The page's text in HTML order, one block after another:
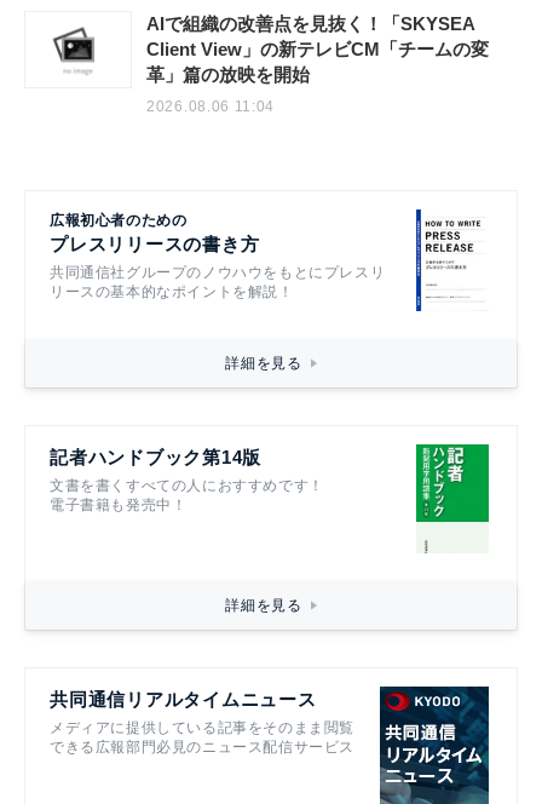
AIで組織の改善点を見抜く！「SKYSEA
Client View」の新テレビCM「チームの変
革」篇の放映を開始
2026.08.06 11:04
広報初心者のための
プレスリリースの書き方
共同通信社グループのノウハウをもとにプレスリ
リースの基本的なポイントを解説！
詳細を見る
記者ハンドブック第14版
文書を書くすべての人におすすめです！
電子書籍も発売中！
詳細を見る
共同通信リアルタイムニュース
メディアに提供している記事をそのまま閲覧
できる広報部門必見のニュース配信サービス